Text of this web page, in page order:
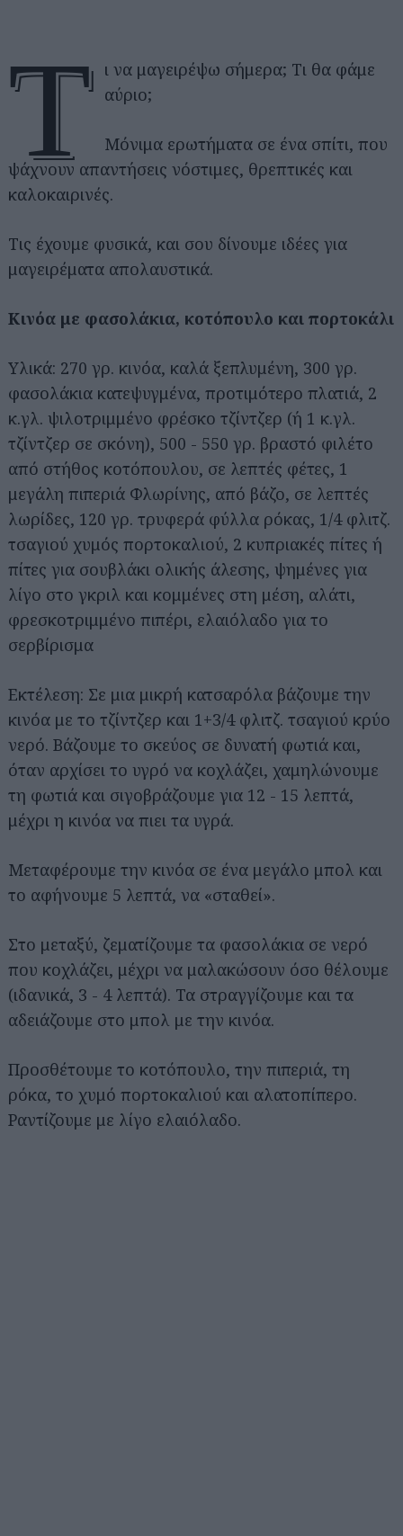
Τ
ι να μαγειρέψω σήμερα; Τι θα φάμε
αύριο;
Μόνιμα ερωτήματα σε ένα σπίτι, που
ψάχνουν απαντήσεις νόστιμες, θρεπτικές και
καλοκαιρινές.
Τις έχουμε φυσικά, και σου δίνουμε ιδέες για
μαγειρέματα απολαυστικά.
Κινόα με φασολάκια, κοτόπουλο και πορτοκάλι
Υλικά: 270 γρ. κινόα, καλά ξεπλυμένη, 300 γρ.
φασολάκια κατεψυγμένα, προτιμότερο πλατιά, 2
κ.γλ. ψιλοτριμμένο φρέσκο τζίντζερ (ή 1 κ.γλ.
τζίντζερ σε σκόνη), 500 - 550 γρ. βραστό φιλέτο
από στήθος κοτόπουλου, σε λεπτές φέτες, 1
μεγάλη πιπεριά Φλωρίνης, από βάζο, σε λεπτές
λωρίδες, 120 γρ. τρυφερά φύλλα ρόκας, 1/4 φλιτζ.
τσαγιού χυμός πορτοκαλιού, 2 κυπριακές πίτες ή
πίτες για σουβλάκι ολικής άλεσης, ψημένες για
λίγο στο γκριλ και κομμένες στη μέση, αλάτι,
φρεσκοτριμμένο πιπέρι, ελαιόλαδο για το
σερβίρισμα
Εκτέλεση: Σε μια μικρή κατσαρόλα βάζουμε την
κινόα με το τζίντζερ και 1+3/4 φλιτζ. τσαγιού κρύο
νερό. Βάζουμε το σκεύος σε δυνατή φωτιά και,
όταν αρχίσει το υγρό να κοχλάζει, χαμηλώνουμε
τη φωτιά και σιγοβράζουμε για 12 - 15 λεπτά,
μέχρι η κινόα να πιει τα υγρά.
Μεταφέρουμε την κινόα σε ένα μεγάλο μπολ και
το αφήνουμε 5 λεπτά, να «σταθεί».
Στο μεταξύ, ζεματίζουμε τα φασολάκια σε νερό
που κοχλάζει, μέχρι να μαλακώσουν όσο θέλουμε
(ιδανικά, 3 - 4 λεπτά). Τα στραγγίζουμε και τα
αδειάζουμε στο μπολ με την κινόα.
Προσθέτουμε το κοτόπουλο, την πιπεριά, τη
ρόκα, το χυμό πορτοκαλιού και αλατοπίπερο.
Ραντίζουμε με λίγο ελαιόλαδο.